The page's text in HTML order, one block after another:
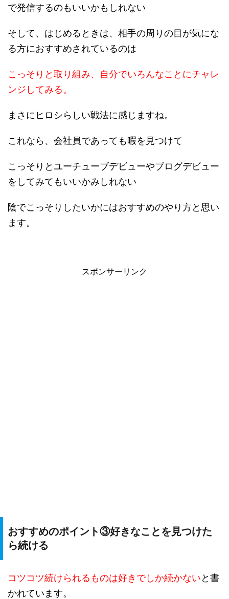
で発信するのもいいかもしれない
そして、はじめるときは、相手の周りの目が気にな
る方におすすめされているのは
こっそりと取り組み、自分でいろんなことにチャレ
ンジしてみる。
まさにヒロシらしい戦法に感じますね。
これなら、会社員であっても暇を見つけて
こっそりとユーチューブデビューやブログデビュー
をしてみてもいいかみしれない
陰でこっそりしたいかにはおすすめのやり方と思い
ます。
スポンサーリンク
おすすめのポイント③好きなことを見つけた
ら続ける
コツコツ続けられるものは好きでしか続かないと書
かれています。